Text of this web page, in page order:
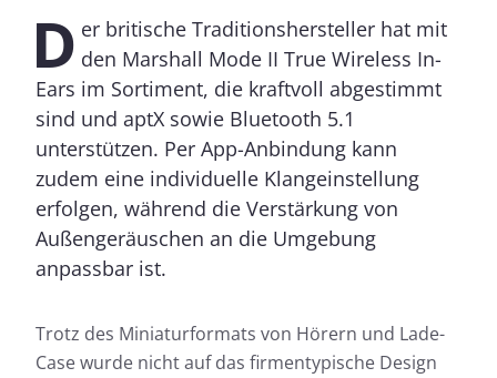
D er britische Traditionshersteller hat mit
den Marshall Mode II True Wireless In-
Ears im Sortiment, die kraftvoll abgestimmt
sind und aptX sowie Bluetooth 5.1
unterstützen. Per App-Anbindung kann
zudem eine individuelle Klangeinstellung
erfolgen, während die Verstärkung von
Außengeräuschen an die Umgebung
anpassbar ist.
Trotz des Miniaturformats von Hörern und Lade-
Case wurde nicht auf das firmentypische Design